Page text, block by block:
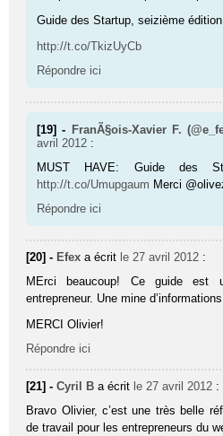
Guide des Startup, seizième
http://t.co/TkizUyCb
Répondre ici
[19] - FranÃ§ois-Xavier F.
avril 2012 :
MUST HAVE: Guide des
http://t.co/Umupgaum Merci
Répondre ici
[20] - Efex a écrit le 27 avril 2012 :
MErci beaucoup! Ce guide est
entrepreneur. Une mine
MERCI Olivier!
Répondre ici
[21] -Cyril B a écrit le 27 avril 2012 :
Bravo Olivier, c’est une très belle
de travail pour les entrepreneurs du